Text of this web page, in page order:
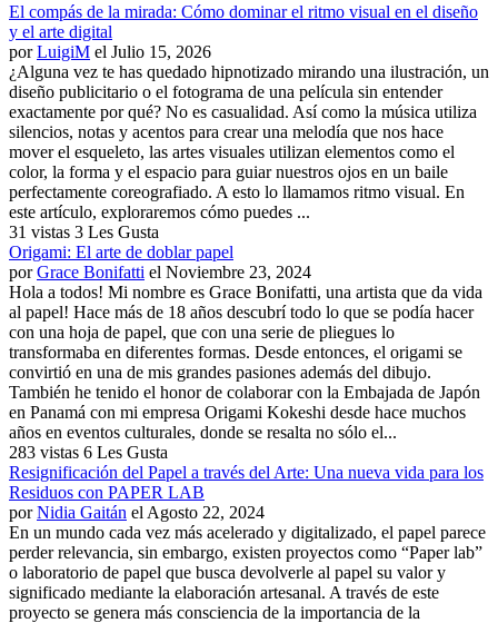
El compás de la mirada: Cómo dominar el ritmo visual en el diseño
y el arte digital
porLuigiM el Julio 15, 2026
¿Alguna vez te has quedado hipnotizado mirando una ilustración, un
diseño publicitario o el fotograma de una película sin entender
exactamente por qué? No es casualidad. Así como la música utiliza
silencios, notas y acentos para crear una melodía que nos hace
mover el esqueleto, las artes visuales utilizan elementos como el
color, la forma y el espacio para guiar nuestros ojos en un baile
perfectamente coreografiado. A esto lo llamamos ritmo visual. En
este artículo, exploraremos cómo puedes ...
31 vistas 3 Les Gusta
Origami: El arte de doblar papel
porGrace Bonifatti el Noviembre 23, 2024
Hola a todos! Mi nombre es Grace Bonifatti, una artista que da vida
al papel! Hace más de 18 años descubrí todo lo que se podía hacer
con una hoja de papel, que con una serie de pliegues lo
transformaba en diferentes formas. Desde entonces, el origami se
convirtió en una de mis grandes pasiones además del dibujo.
También he tenido el honor de colaborar con la Embajada de Japón
en Panamá con mi empresa Origami Kokeshi desde hace muchos
años en eventos culturales, donde se resalta no sólo el...
283 vistas 6 Les Gusta
Resignificación del Papel a través del Arte: Una nueva vida para los
Residuos con PAPER LAB
porNidia Gaitán el Agosto 22, 2024
En un mundo cada vez más acelerado y digitalizado, el papel parece
perder relevancia, sin embargo, existen proyectos como “Paper lab”
o laboratorio de papel que busca devolverle al papel su valor y
significado mediante la elaboración artesanal. A través de este
proyecto se genera más consciencia de la importancia de la